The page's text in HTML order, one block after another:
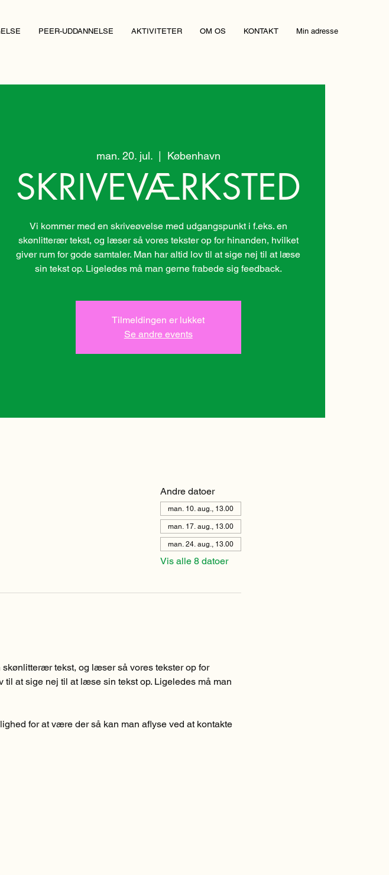
PEER-UDDANNELSE AKTIVITETER OM OS KONTAKT Min adresse
man. 20. jul.
  |
København
SKRIVEVÆRKSTED
Vi kommer med en skriveøvelse med udgangspunkt i f.eks. en
skønlitterær tekst, og læser så vores tekster op for hinanden, hvilket
giver rum for gode samtaler. Man har altid lov til at sige nej til at læse
sin tekst op. Ligeledes må man gerne frabede sig feedback.
Tilmeldingen er lukket
Se andre events
Andre datoer
man. 10. aug., 13.00
man. 17. aug., 13.00
man. 24. aug., 13.00
Vis alle 8 datoer
tekst, og læser så vores tekster op for
til at sige nej til at læse sin tekst op. Ligeledes må man
for at være der så kan man aflyse ved at kontakte